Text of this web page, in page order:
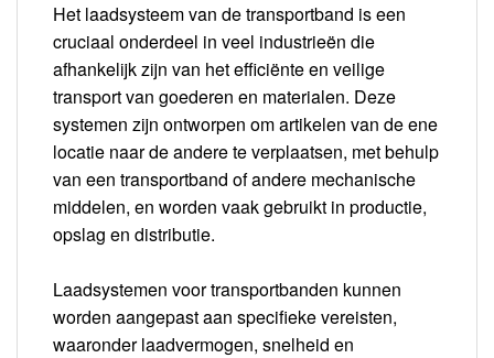
Het laadsysteem van de transportband is een
cruciaal onderdeel in veel industrieën die
afhankelijk zijn van het efficiënte en veilige
transport van goederen en materialen. Deze
systemen zijn ontworpen om artikelen van de ene
locatie naar de andere te verplaatsen, met behulp
van een transportband of andere mechanische
middelen, en worden vaak gebruikt in productie,
opslag en distributie.
Laadsystemen voor transportbanden kunnen
worden aangepast aan specifieke vereisten,
waaronder laadvermogen, snelheid en